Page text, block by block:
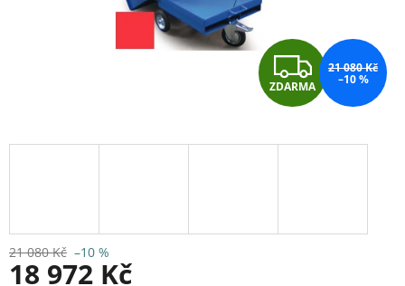
Z
D
A
ZDARMA
21 080 Kč
–10 %
21 080 Kč –10 %
18 972 Kč